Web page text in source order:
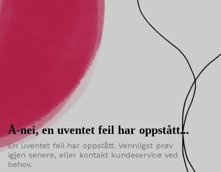
Å-nei, en uventet feil har oppstått...
En uventet feil har oppstått. Vennligst prøv
igjen senere, eller kontakt kundeservice ved
behov.